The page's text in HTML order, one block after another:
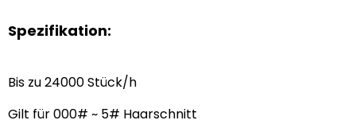
Spezifikation:
Bis zu 24000 Stück/h
Gilt für 000# ~ 5# Haarschnitt